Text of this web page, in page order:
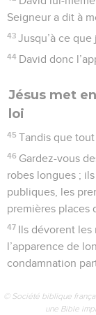
Seigneur a dit à
43 Jusqu’à ce
44 David donc
Jésus met
loi
45 Tandis que
46 Gardez-vous
robes longues ;
publiques, les
premières places
47 Ils dévorent les
l’apparence de
condamnation
© Société biblique
une Bible